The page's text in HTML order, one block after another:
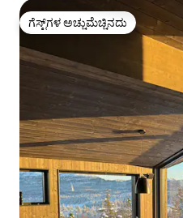
ಗೆಸ್ಟ್‌ಗಳ ಅಚ್ಚುಮೆಚ್ಚಿನದು
ಗೆಸ್ಟ್‌ಗಳ ಅಚ್ಚುಮೆಚ್ಚಿನದು